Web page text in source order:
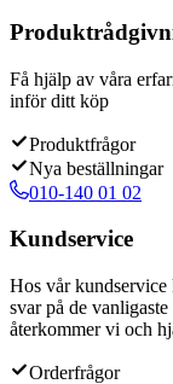
Få hjälp av våra
inför ditt köp
Produktfrågor
Nya beställningar
010-140 01 02
Kundservice
Hos vår kundservice
svar på de
återkommer vi och
Orderfrågor